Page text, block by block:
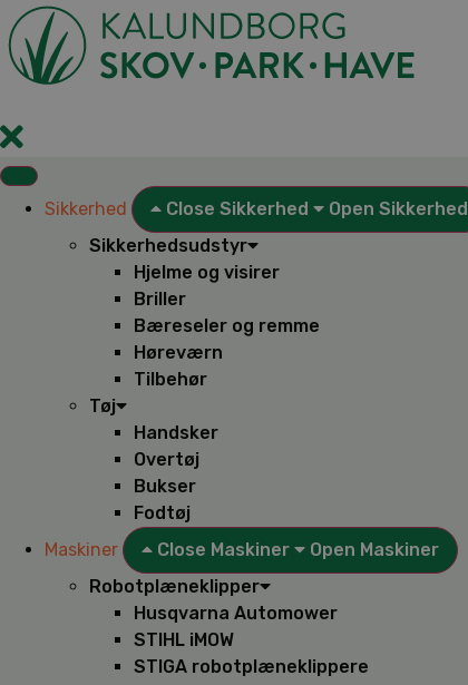
Videre
til
indhold
Sikkerhed Close Sikkerhed
Open Sikkerhed
Sikkerhedsudstyr
Hjelme og visirer
Briller
Bæreseler og remme
Høreværn
Tilbehør
Tøj
Handsker
Overtøj
Bukser
Fodtøj
Maskiner
Close Maskiner
Open Maskiner
Robotplæneklipper
Husqvarna Automower
STIHL iMOW
STIGA robotplæneklippere